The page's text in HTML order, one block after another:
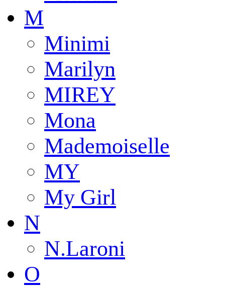
M
Minimi
Marilyn
MIREY
Mona
Mademoiselle
MY
My Girl
N
N.Laroni
O